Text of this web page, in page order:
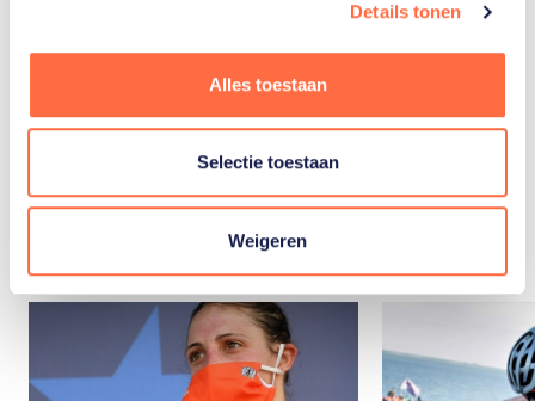
Details tonen
Alles toestaan
Selectie toestaan
Weigeren
Gerelateerde
artikelen
Toon alle